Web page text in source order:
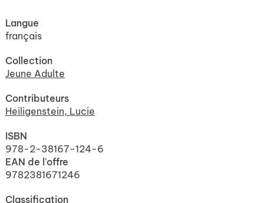
Langue
français
Collection
Jeune Adulte
Contributeurs
Heiligenstein, Lucie
ISBN
978-2-38167-124-6
EAN de l'offre
9782381671246
Classification